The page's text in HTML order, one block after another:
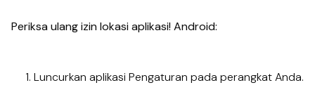
Periksa ulang izin lokasi aplikasi! Android:
Luncurkan aplikasi Pengaturan pada perangkat Anda.